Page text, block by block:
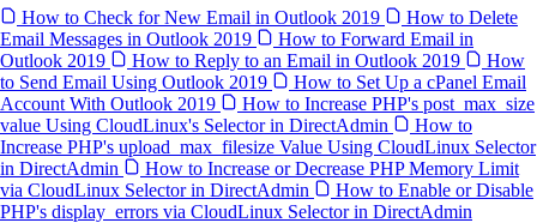
How to Check for New Email in Outlook 2019
How to Delete
Email Messages in Outlook 2019
How to Forward Email in
Outlook 2019
How to Reply to an Email in Outlook 2019
How
to Send Email Using Outlook 2019
How to Set Up a cPanel Email
Account With Outlook 2019
How to Increase PHP's post_max_size
value Using CloudLinux's Selector in DirectAdmin
How to
Increase PHP's upload_max_filesize Value Using CloudLinux Selector
in DirectAdmin
How to Increase or Decrease PHP Memory Limit
via CloudLinux Selector in DirectAdmin
How to Enable or Disable
PHP's display_errors via CloudLinux Selector in DirectAdmin